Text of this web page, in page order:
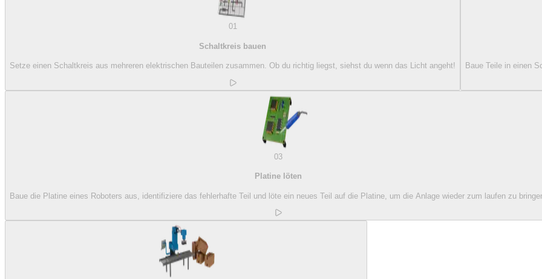
01
Schaltkreis bauen
Setze einen Schaltkreis aus mehreren elektrischen Bauteilen zusammen. Ob du richtig liegst, siehst du wenn das Licht angeht! Baue Teile in einen
03
Platine löten
Baue die Platine eines Roboters aus, identifiziere das fehlerhafte Teil und löte ein neues Teil auf die Platine, um die Anlage wieder zum laufen zu